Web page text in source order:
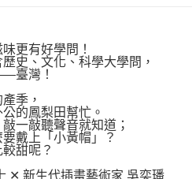
上)免運費
更有好學問！
、文化、科學大學問，
臺灣！
季，
的鳳梨田幫忙。
一敲聽聲音就知道；
戴上「小黃帽」？
甜呢？
新生代插畫藝術家 吳奕璠